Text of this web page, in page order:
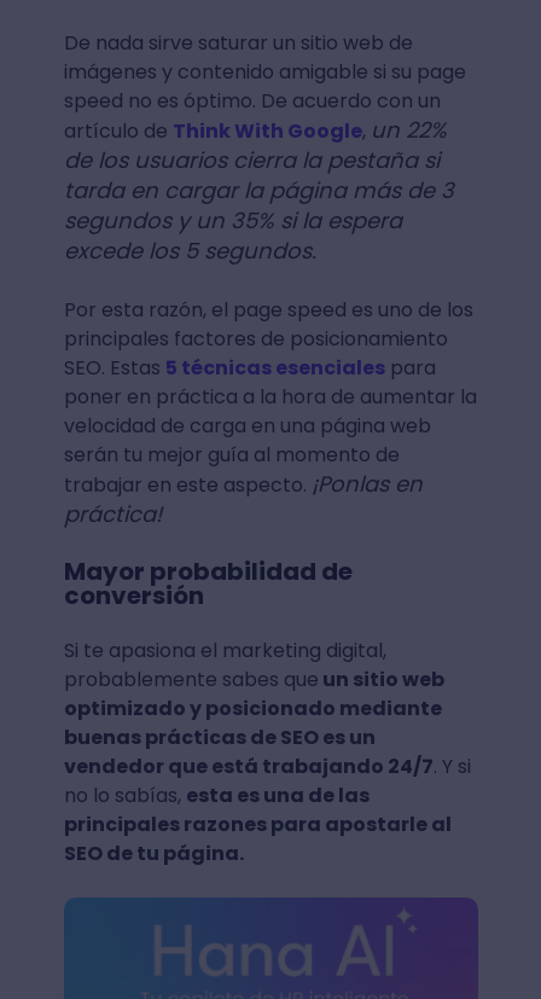
De nada sirve saturar un sitio web de
imágenes y contenido amigable si su page
speed no es óptimo. De acuerdo con un
artículo de Think With Google, un 22%
de los usuarios cierra la pestaña si
tarda en cargar la página más de 3
segundos y un 35% si la espera
excede los 5 segundos.
Por esta razón, el page speed es uno de los
principales factores de posicionamiento
SEO. Estas 5 técnicas esencialespara
poner en práctica a la hora de aumentar la
velocidad de carga en una página web
serán tu mejor guía al momento de
trabajar en este aspecto. ¡Ponlas en
práctica!
Mayor probabilidad de
conversión
Si te apasiona el marketing digital,
probablemente sabes que un sitio web
optimizado y posicionado mediante
buenas prácticas de SEO es un
vendedor que está trabajando 24/7. Y si
no lo sabías, esta es una de las
principales razones para apostarle al
SEO de tu página.